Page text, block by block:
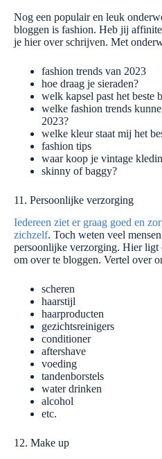
Nog een populair en leuk
bloggen is fashion. Heb jij
je hier over schrijven. Met
fashion trends van 2023
hoe draag je sieraden?
welk kapsel past het beste
welke fashion trends
2023?
welke kleur staat mij het
fashion tips
waar koop je vintage
skinny of baggy?
11. Persoonlijke verzorging
Iedereen ziet er graag goed en
zichzelf. Toch weten veel
persoonlijke verzorging. Hier ligt
om over te bloggen. Vertel over
scheren
haarstijl
haarproducten
gezichtsreinigers
conditioner
aftershave
voeding
tandenborstels
water drinken
alcohol
etc.
12. Make up